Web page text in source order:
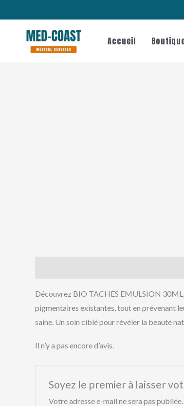
au
Accueil
Découvrez BIO TACHES EMULSION
pigmentaires existantes, tout en prévenant
saine. Un soin ciblé pour révéler la beauté
Il n’y a pas encore d’avis.
Soyez le premier à laisser
Votre adresse e-mail ne sera pas publiée.